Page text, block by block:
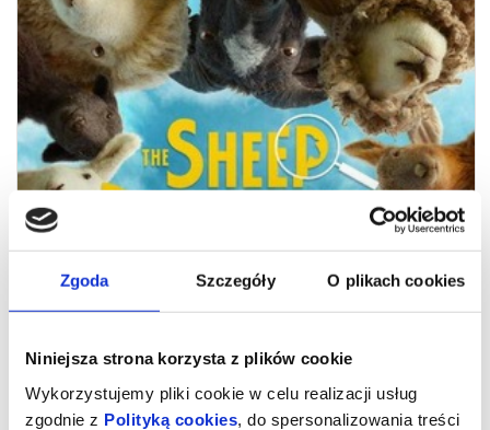
Zgoda Szczegóły O plikach cookies
Niniejsza strona korzysta z plików cookie
Wykorzystujemy pliki cookie w celu realizacji usług
zgodnie z Polityką cookies , do spersonalizowania treści